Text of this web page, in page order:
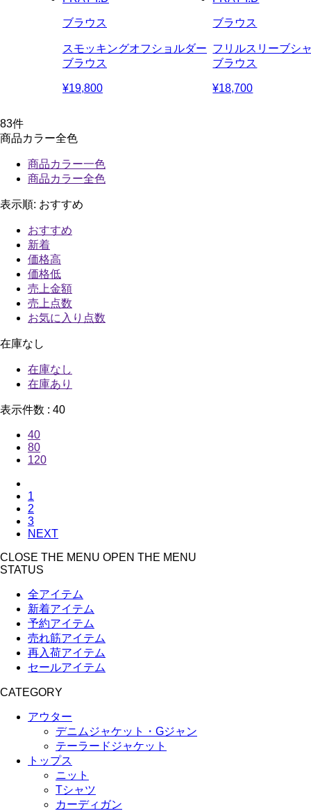
ブラウス
スモッキングオフショルダー
ブラウス
¥19,800
ブラウス
フリルスリーブシ
ブラウス
¥18,700
83件
商品カラー全色
商品カラー一色
商品カラー全色
表示順: おすすめ
おすすめ
新着
価格高
価格低
売上金額
売上点数
お気に入り点数
在庫なし
在庫なし
在庫あり
表示件数 : 40
40
80
120
1
2
3
NEXT
CLOSE THE MENU OPEN THE MENU
STATUS
全アイテム
新着アイテム
予約アイテム
売れ筋アイテム
再入荷アイテム
セールアイテム
CATEGORY
アウター
デニムジャケット・Gジャン
テーラードジャケット
トップス
ニット
Tシャツ
カーディガン